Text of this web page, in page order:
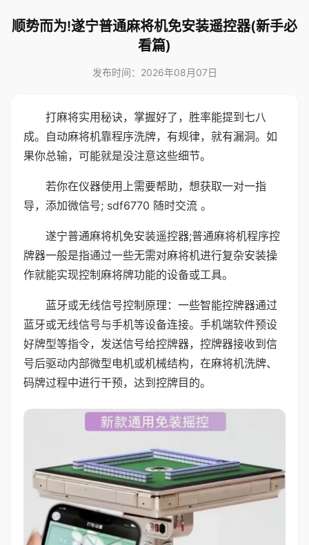
顺势而为!遂宁普通麻将机免安装遥控器(新手必
看篇)
发布时间：2026年08月07日
打麻将实用秘诀，掌握好了，胜率能提到七八
成。自动麻将机靠程序洗牌，有规律，就有漏洞。如
果你总输，可能就是没注意这些细节。
若你在仪器使用上需要帮助，想获取一对一指
导，添加微信号; sdf6770 随时交流 。
遂宁普通麻将机免安装遥控器;普通麻将机程序控
牌器一般是指通过一些无需对麻将机进行复杂安装操
作就能实现控制麻将牌功能的设备或工具。
蓝牙或无线信号控制原理：一些智能控牌器通过
蓝牙或无线信号与手机等设备连接。手机端软件预设
好牌型等指令，发送信号给控牌器，控牌器接收到信
号后驱动内部微型电机或机械结构，在麻将机洗牌、
码牌过程中进行干预，达到控牌目的。